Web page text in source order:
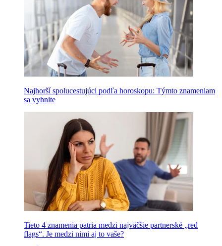
Najhorší spolucestujúci podľa horoskopu: Týmto znameniam
sa vyhnite
Tieto 4 znamenia patria medzi najväčšie partnerské „red
flags“. Je medzi nimi aj to vaše?